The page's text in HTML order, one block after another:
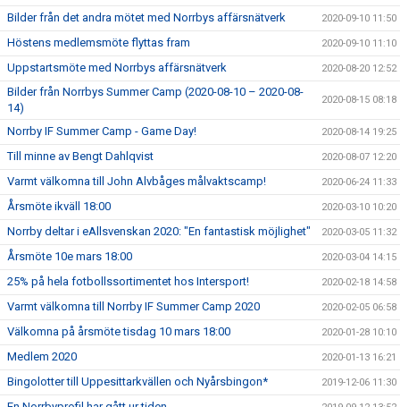
Bilder från det andra mötet med Norrbys affärsnätverk 2020-09-10 11:50
Höstens medlemsmöte flyttas fram 2020-09-10 11:10
Uppstartsmöte med Norrbys affärsnätverk 2020-08-20 12:52
Bilder från Norrbys Summer Camp (2020-08-10 – 2020-08-
14)
2020-08-15 08:18
Norrby IF Summer Camp - Game Day! 2020-08-14 19:25
Till minne av Bengt Dahlqvist 2020-08-07 12:20
Varmt välkomna till John Alvbåges målvaktscamp! 2020-06-24 11:33
Årsmöte ikväll 18:00 2020-03-10 10:20
Norrby deltar i eAllsvenskan 2020: "En fantastisk möjlighet" 2020-03-05 11:32
Årsmöte 10e mars 18:00 2020-03-04 14:15
25% på hela fotbollssortimentet hos Intersport! 2020-02-18 14:58
Varmt välkomna till Norrby IF Summer Camp 2020 2020-02-05 06:58
Välkomna på årsmöte tisdag 10 mars 18:00 2020-01-28 10:10
Medlem 2020 2020-01-13 16:21
Bingolotter till Uppesittarkvällen och Nyårsbingon* 2019-12-06 11:30